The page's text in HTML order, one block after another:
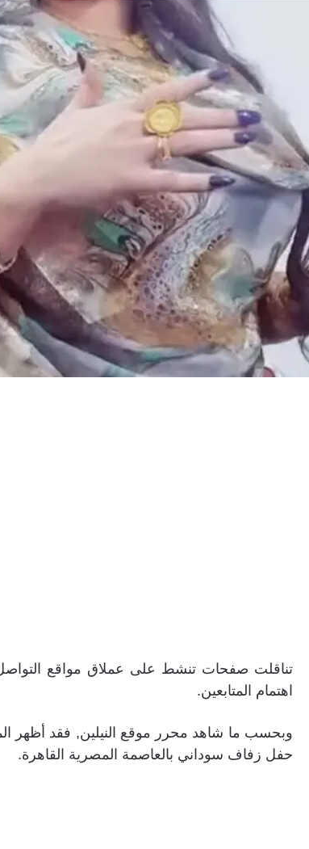
تناقلت صفحات تنشط على عملاق مواقع التواصل
اهتمام المتابعين.
وبحسب ما شاهد محرر موقع النيلين, فقد أظهر
حفل زفاف سوداني بالعاصمة المصرية القاهرة.